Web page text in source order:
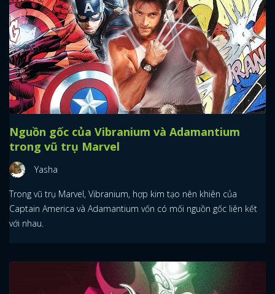
Nguồn gốc của Vibranium và Adamantium
trong vũ trụ Marvel
Yasha
Trong vũ trụ Marvel, Vibranium, hợp kim tạo nên khiên của
Captain America và Adamantium vốn có mối nguồn gốc liên kết
với nhau.